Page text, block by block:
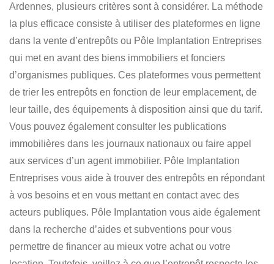
Ardennes, plusieurs critères sont à considérer. La méthode
la plus efficace consiste à utiliser des plateformes en ligne
dans la vente d’entrepôts ou Pôle Implantation Entreprises
qui met en avant des biens immobiliers et fonciers
d’organismes publiques. Ces plateformes vous permettent
de trier les entrepôts en fonction de leur emplacement, de
leur taille, des équipements à disposition ainsi que du tarif.
Vous pouvez également consulter les publications
immobilières dans les journaux nationaux ou faire appel
aux services d’un agent immobilier. Pôle Implantation
Entreprises vous aide à trouver des entrepôts en répondant
à vos besoins et en vous mettant en contact avec des
acteurs publiques. Pôle Implantation vous aide également
dans la recherche d’aides et subventions pour vous
permettre de financer au mieux votre achat ou votre